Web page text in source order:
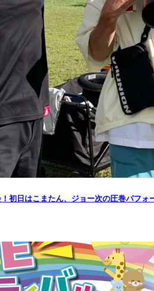
初日はこまたん、ジョー次の圧巻パフォ